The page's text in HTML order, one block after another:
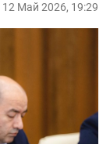
12 Май 2026, 19:29